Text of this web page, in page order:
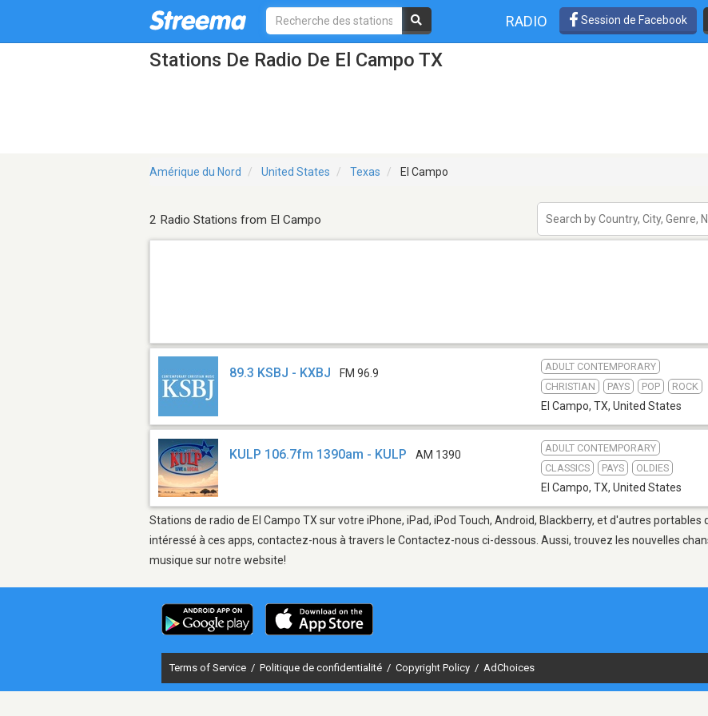
RADIO Session de Facebook
Stations De Radio De El Campo TX
Amérique du Nord United States Texas El Campo
2 Radio Stations from El Campo
89.3 KSBJ - KXBJ FM 96.9
ADULT CONTEMPORARY
CHRISTIAN
PAYS POP ROCK
El Campo, TX, United States
KULP 106.7fm 1390am - KULP AM 1390
ADULT CONTEMPORARY
CLASSICS
PAYS OLDIES
El Campo, TX, United States
Stations de radio de El Campo TX sur votre iPhone, iPad, iPod Touch, Android, Blackberry, et d'autres
intéressé à ces apps, contactez-nous à travers le Contactez-nous ci-dessous. Aussi, trouvez les nouvelles
musique sur notre website!
Terms of Service / Politique de confidentialité / Copyright Policy / AdChoices